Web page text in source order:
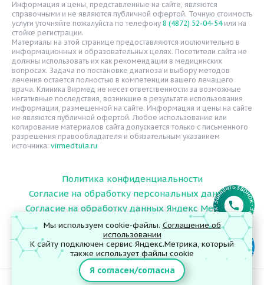
Мы используем cookie-файлы. Соглашение об
использовании
К сайту подключен сервис Яндекс.Метрика, который
также использует файлы cookie
Я согласен/согласна
Расписание врачей
Надзорные органы
Статьи
Вопрос-ответ
Видео
Вакансии
Карта сайта
Контакты
Информация и цены, представленные на сайте, являются
справочными и не являются публичной офертой. Точную стоимость
услуги уточняйте пожалуйста по телефону 8 (4872) 52-04-54или на
стойке регистрации.
Материалы на этой странице предоставляются исключительно в
информационных и образовательных целях. Посетители сайта не
должны использовать их как рекомендации в медицинских
вопросах. Задача по постановке диагноза и выбору методов
лечения остается полностью в компетенции вашего лечащего
врача. Клиника Вирмед не несет ответственности за возможные
негативные последствия, возникшие в результате использования
информации, размещенной на сайте. Информация и цены на сайте
не являются публичной офертой. Любое использование или
копирование материалов сайта допускается только с письменного
разрешения правообладателя и обязательным указанием
источника: virmedtula.ru
Политика конфиденциальности
Согласие на обработку персональных данных
Согласие на обработку данных Яндекс Метрика
© 2026 ООО "Поликлиника Вирмед"
ИМЕЮТСЯ ПРОТИВОПОКАЗАНИЯ. НЕОБХОДИМА